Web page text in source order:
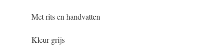
Met rits en handvatten
Kleur grijs